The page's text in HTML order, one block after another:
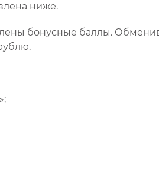
ниже.
бонусные баллы.